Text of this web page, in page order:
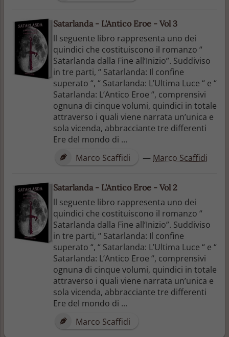
Satarlanda - L'Antico Eroe - Vol 3
ll seguente libro rappresenta uno dei
quindici che costituiscono il romanzo “
Satarlanda dalla Fine all’Inizio”. Suddiviso
in tre parti, “ Satarlanda: Il confine
superato “, “ Satarlanda: L’Ultima Luce “ e “
Satarlanda: L’Antico Eroe “, comprensivi
ognuna di cinque volumi, quindici in totale
attraverso i quali viene narrata un’unica e
sola vicenda, abbracciante tre differenti
Ere del mondo di ...
Marco Scaffidi
— Marco Scaffidi
Satarlanda - L'Antico Eroe - Vol 2
ll seguente libro rappresenta uno dei
quindici che costituiscono il romanzo “
Satarlanda dalla Fine all’Inizio”. Suddiviso
in tre parti, “ Satarlanda: Il confine
superato “, “ Satarlanda: L’Ultima Luce “ e “
Satarlanda: L’Antico Eroe “, comprensivi
ognuna di cinque volumi, quindici in totale
attraverso i quali viene narrata un’unica e
sola vicenda, abbracciante tre differenti
Ere del mondo di ...
Marco Scaffidi